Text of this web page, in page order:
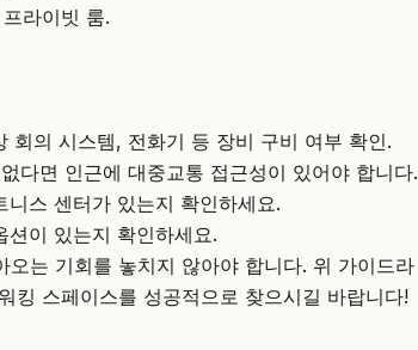
라이빗 룸.
회의 시스템, 전화기 등 장비 구비 여부 확인.
다면 인근에 대중교통 접근성이 있어야 합니다.
스 센터가 있는지 확인하세요.
이 있는지 확인하세요.
는 기회를 놓치지 않아야 합니다. 위 가이드라
킹 스페이스를 성공적으로 찾으시길 바랍니다!